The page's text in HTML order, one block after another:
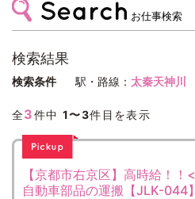
お仕事検索
検索結果
検索条件 駅・路線： 太秦天神川
全3件中1〜3件目を表示
【京都市右京区】高時給！
自動車部品の運搬【JLK-044】